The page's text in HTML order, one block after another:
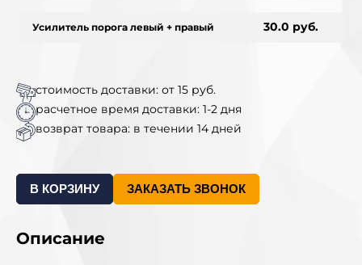
Усилитель порога левый + правый 30.0 руб.
стоимость доставки: от 15 руб.
расчетное время доставки: 1-2 дня
возврат товара: в течении 14 дней
В КОРЗИНУ ЗАКАЗАТЬ ЗВОНОК
Описание